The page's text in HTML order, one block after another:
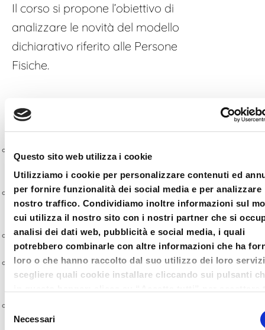
Questo sito web utilizza i cookie
Utilizziamo i cookie per personalizzare contenuti ed
per fornire funzionalità dei social media e per analizzare
nostro traffico. Condividiamo inoltre informazioni sul
cui utilizza il nostro sito con i nostri partner che si
analisi dei dati web, pubblicità e social media, i quali
potrebbero combinarle con altre informazioni che ha
loro o che hanno raccolto dal suo utilizzo dei loro
scegliere quali cookie installare cliccando sui pulsanti
i cookie che hai deciso di voler installare. Clicca su
Selezione
delNecessari
Il corso si propone l’obiettivo di
analizzare le novità del modello
dichiarativo riferito alle Persone
Fisiche.
PROGRAMMA:
d’imposta 2024
Focus sulle nuove regole inerenti le
plusvalenze immobiliari
Le novità inerenti le locazioni breve
Le novità per i redditi da lavoro
autonomo
contribuenti concordatari